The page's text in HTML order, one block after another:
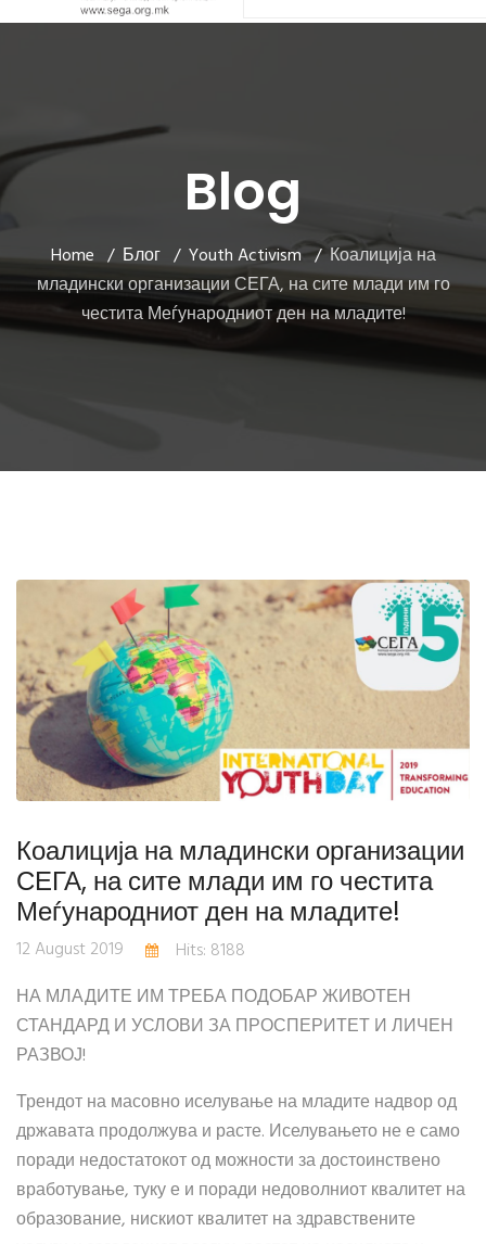
Blog
Home Блог Youth Activism
Коалиција на
младински организации СЕГА, на сите млади им го
честита Меѓународниот ден на младите!
Коалиција на младински организации
СЕГА, на сите млади им го честита
Меѓународниот ден на младите!
12 August 2019
Hits: 8188
НА МЛАДИТЕ ИМ ТРЕБА ПОДОБАР ЖИВОТЕН
СТАНДАРД И УСЛОВИ ЗА ПРОСПЕРИТЕТ И ЛИЧЕН
РАЗВОЈ!
Трендот на масовно иселување на младите надвор од
државата продолжува и расте. Иселувањето не е само
поради недостатокот од можности за достоинствено
вработување, туку е и поради недоволниот квалитет на
образование, нискиот квалитет на здравствените